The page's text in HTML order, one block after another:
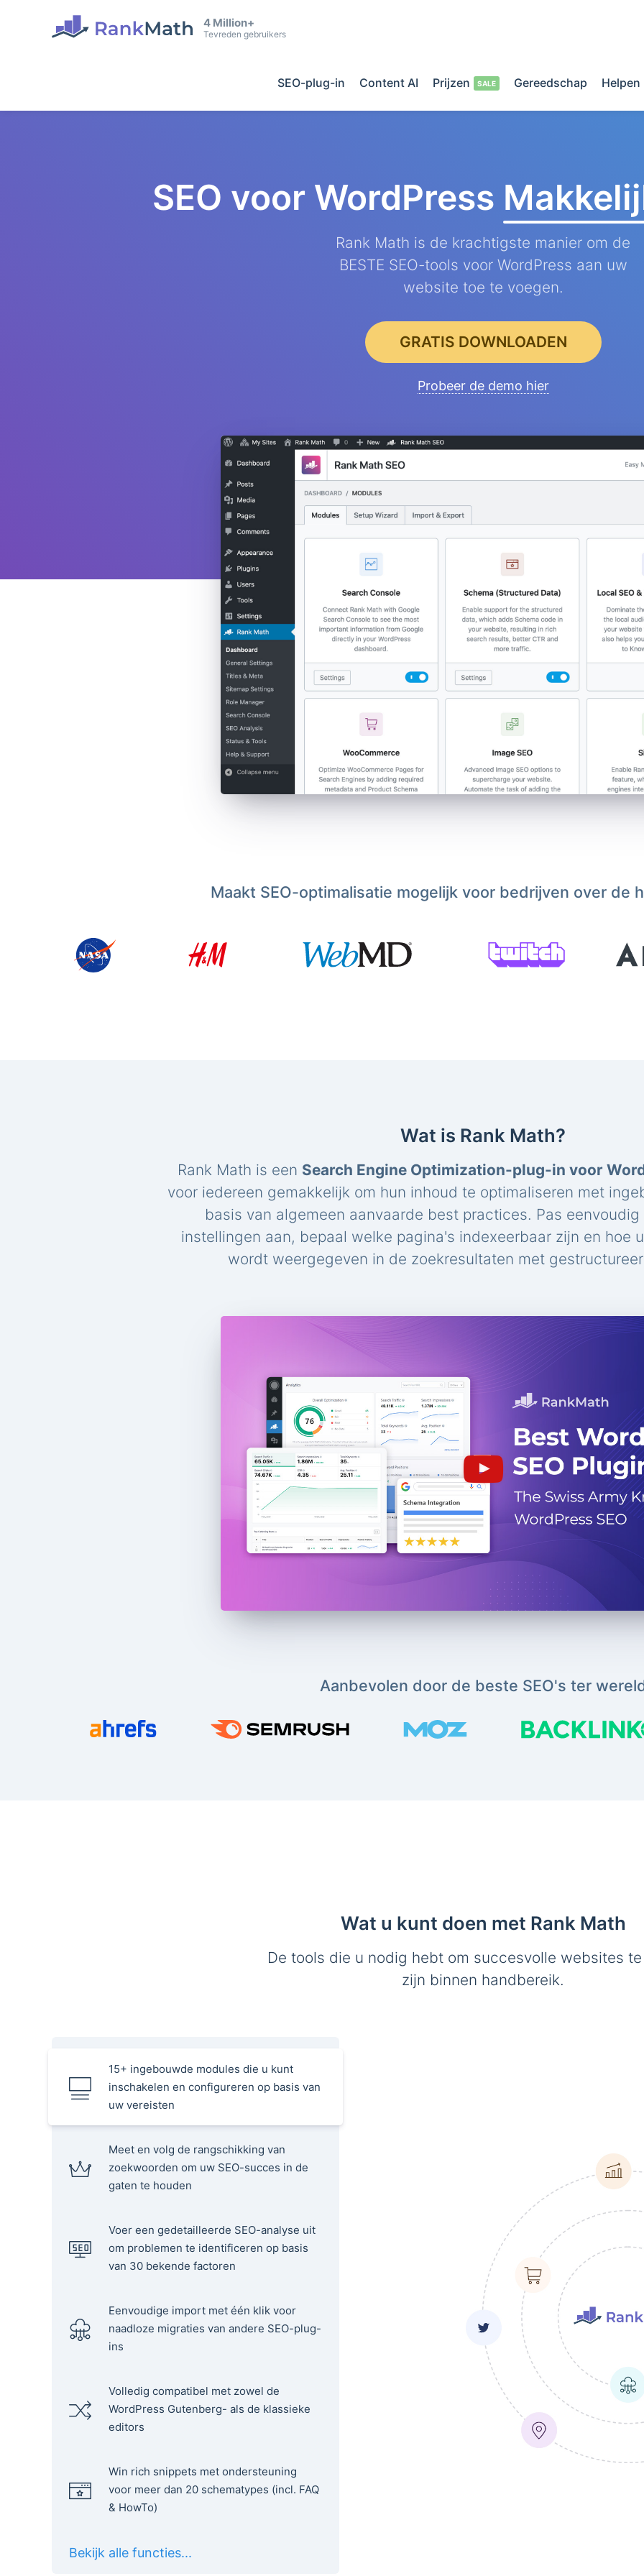
4 Million+
Tevreden gebruikers
SEO-plug-in Content AI Prijzen Gereedschap Helpen
SEO voor WordPress
Rank Math is de krachtigste manier om de
BESTE SEO-tools voor WordPress aan uw
website toe te voegen.
GRATIS DOWNLOADEN
Probeer de demo hier
Maakt SEO-optimalisatie mogelijk voor bedrijven over de
Wat is Rank Math?
Rank Math is een Search Engine Optimization-plug-in voor
voor iedereen gemakkelijk om hun inhoud te optimaliseren met
basis van algemeen aanvaarde best practices. Pas
instellingen aan, bepaal welke pagina's indexeerbaar zijn en hoe
wordt weergegeven in de zoekresultaten met
Aanbevolen door de beste SEO's ter
Wat u kunt doen met Rank Math
De tools die u nodig hebt om succesvolle websites
zijn binnen handbereik.
15+ ingebouwde modules die u kunt
inschakelen en configureren op basis van
uw vereisten
Meet en volg de rangschikking van
zoekwoorden om uw SEO-succes in de
gaten te houden
Voer een gedetailleerde SEO-analyse uit
om problemen te identificeren op basis
van 30 bekende factoren
Eenvoudige import met één klik voor
naadloze migraties van andere SEO-plug-
ins
Volledig compatibel met zowel de
WordPress Gutenberg- als de klassieke
editors
Win rich snippets met ondersteuning
voor meer dan 20 schematypes (incl. FAQ
& HowTo)
Bekijk alle functies...